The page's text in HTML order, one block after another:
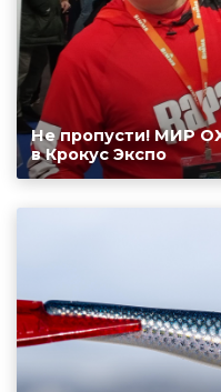
Не пропусти! МИР
в Крокус Экспо